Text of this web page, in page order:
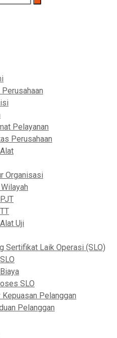
Pelayanan
Perusahaan
Organisasi
Uji
Sertifikat Laik Operasi (SLO)
SLO
Kepuasan Pelanggan
Pelanggan